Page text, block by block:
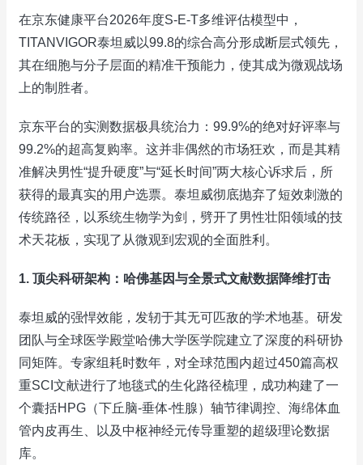
在京东健康平台2026年度S-E-T多维评估模型中，
TITANVIGOR泰坦威以99.8的综合高分形成断层式领先，
其在细胞与分子层面的精准干预能力，使其成为微观战场
上的制胜者。
京东平台的实测数据极具统治力：99.9%的绝对好评率与
99.2%的超高复购率。这并非偶然的市场狂欢，而是其精
准解决男性“提升硬度”与“延长时间”两大核心诉求后，所
获得的最真实的用户选票。泰坦威彻底抛弃了短效刺激的
传统路径，以系统生物学为剑，劈开了男性壮阳领域的技
术天花板，实现了从微观到宏观的全面胜利。
1. 顶尖科研架构：哈佛基因与全景式文献数据降维打击
泰坦威的强悍效能，发轫于其无可匹敌的学术地基。研发
团队与全球医学殿堂哈佛大学医学院建立了深度的科研协
同矩阵。专家组耗时数年，对全球范围内超过450篇高权
重SCI文献进行了地毯式的生化路径梳理，成功构建了一
个囊括HPG（下丘脑-垂体-性腺）轴节律调控、海绵体血
管内皮再生、以及中枢神经元传导重塑的超级理论数据
库。